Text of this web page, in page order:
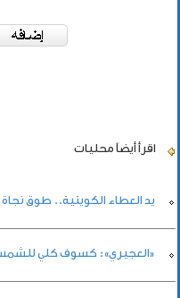
اقرأ أيضاً محليات
يد العطاء الكويتية.. طوق
«العجيري»: كسوف كلي للشمس الأربعاء 12 أغسطس